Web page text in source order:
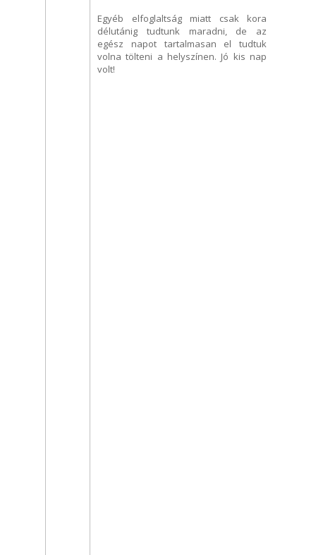
Egyéb elfoglaltság miatt csak kora
délutánig tudtunk maradni, de az
egész napot tartalmasan el tudtuk
volna tölteni a helyszínen. Jó kis nap
volt!